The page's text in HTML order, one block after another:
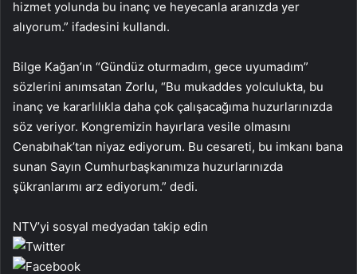
hizmet yolunda bu inanç ve heyecanla aranızda yer
alıyorum.” ifadesini kullandı.
Bilge Kağan’ın “Gündüz oturmadım, gece uyumadım”
sözlerini anımsatan Zorlu, “Bu mukaddes yolculukta, bu
inanç ve kararlılıkla daha çok çalışacağıma huzurlarınızda
söz veriyor. Kongremizin hayırlara vesile olmasını
Cenabıhak’tan niyaz ediyorum. Bu cesareti, bu imkanı bana
sunan Sayın Cumhurbaşkanımıza huzurlarınızda
şükranlarımı arz ediyorum.” dedi.
NTV’yi sosyal medyadan takip edin